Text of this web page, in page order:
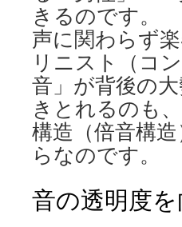
きるのです。
声に関わらず
リニスト（コ
音」が背後の
きとれるのも
構造（倍音構
らなのです。
音の透明度